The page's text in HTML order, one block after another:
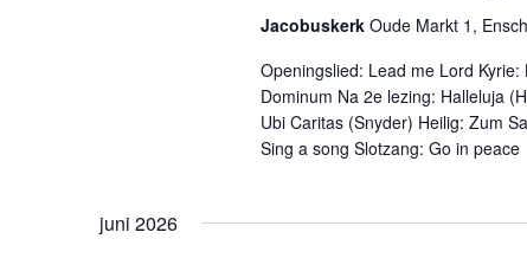
Jacobuskerk Oude Markt 1,
Openingslied: Lead me Lord
Dominum Na 2e lezing: Halleluja
Ubi Caritas (Snyder) Heilig: Zum
Sing a song Slotzang: Go in peace
juni 2026